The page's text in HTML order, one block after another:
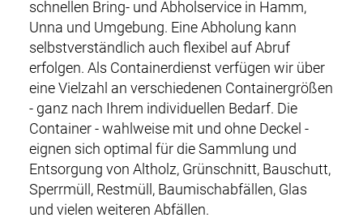
ZERTIFIKATE
UNTERNEHMEN
KARRIERE
KONTAKT
DOWNLOADS
schnellen Bring- und Abholservice in Hamm,
Unna und Umgebung. Eine Abholung kann
selbstverständlich auch flexibel auf Abruf
erfolgen. Als Containerdienst verfügen wir über
eine Vielzahl an verschiedenen Containergrößen
- ganz nach Ihrem individuellen Bedarf. Die
Container - wahlweise mit und ohne Deckel -
eignen sich optimal für die Sammlung und
Entsorgung von Altholz, Grünschnitt, Bauschutt,
Sperrmüll, Restmüll, Baumischabfällen, Glas
und vielen weiteren Abfällen.